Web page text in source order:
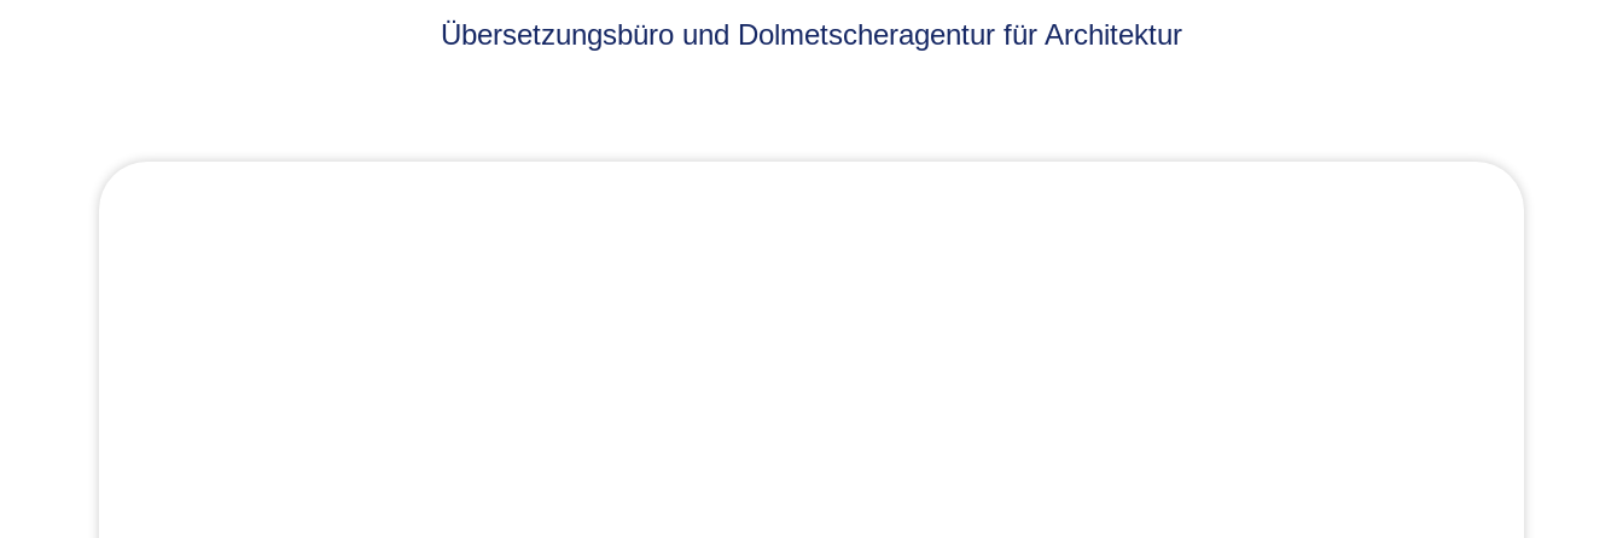
Übersetzungsbüro und Dolmetscheragentur für Architektur